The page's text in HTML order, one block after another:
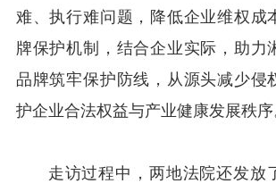
难、执行难问题，降低企业维权成
牌保护机制，结合企业实际，助力
品牌筑牢保护防线，从源头减少侵
护企业合法权益与产业健康发展秩序
走访过程中，两地法院还发放